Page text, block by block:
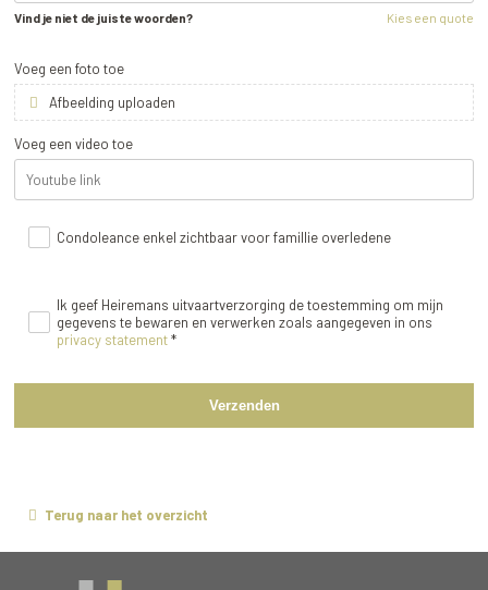
Vind je niet de juiste woorden? Kies een quote
Voeg een foto toe
Afbeelding uploaden
Voeg een video toe
Condoleance enkel zichtbaar voor famillie overledene
Ik geef Heiremans uitvaartverzorging de toestemming om mijn
gegevens te bewaren en verwerken zoals aangegeven in ons
privacy statement*
Verzenden
Terug naar het overzicht